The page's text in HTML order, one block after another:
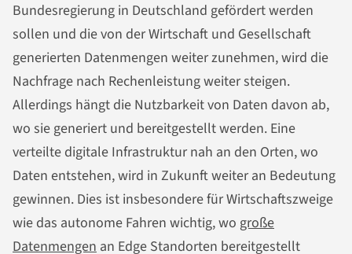
Bundesregierung in Deutschland gefördert werden
sollen und die von der Wirtschaft und Gesellschaft
generierten Datenmengen weiter zunehmen, wird die
Nachfrage nach Rechenleistung weiter steigen.
Allerdings hängt die Nutzbarkeit von Daten davon ab,
wo sie generiert und bereitgestellt werden. Eine
verteilte digitale Infrastruktur nah an den Orten, wo
Daten entstehen, wird in Zukunft weiter an Bedeutung
gewinnen. Dies ist insbesondere für Wirtschaftszweige
wie das autonome Fahren wichtig, wo große
Datenmengen an Edge Standorten bereitgestellt